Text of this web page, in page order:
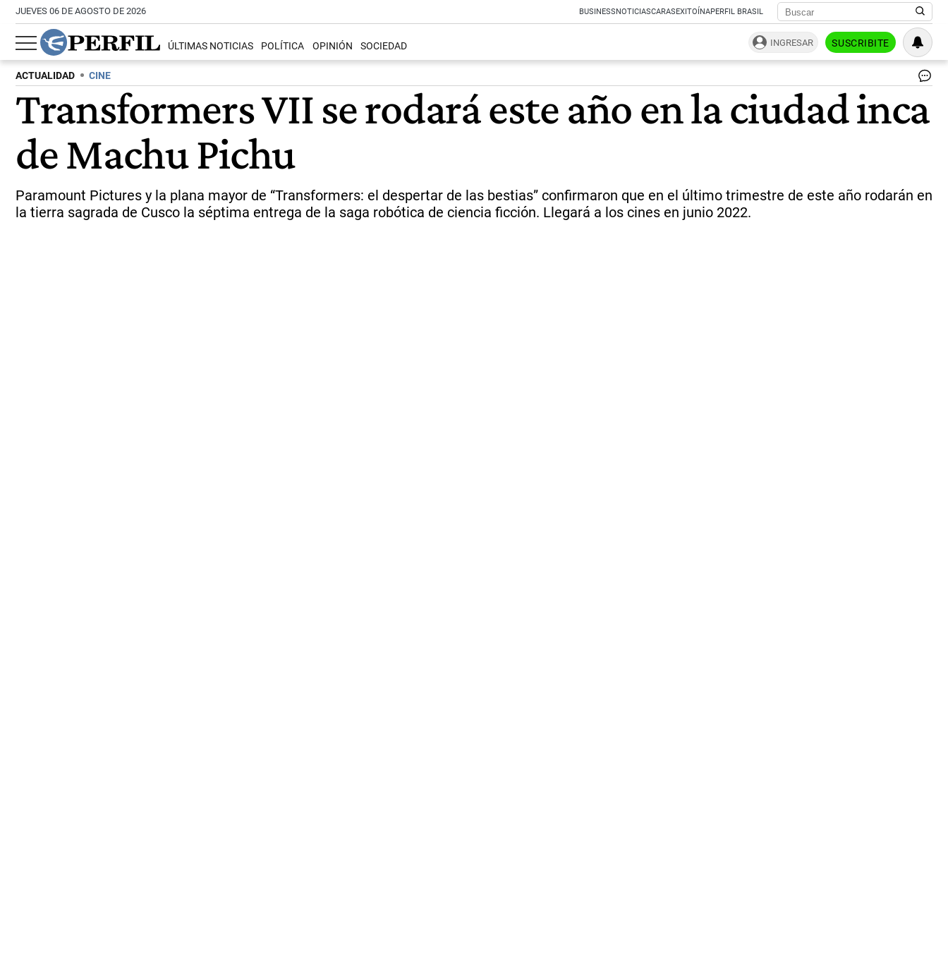
JUEVES 06 DE AGOSTO DE 2026 BUSINESSNOTICIASCARASEXITOÍNAPERFIL BRASIL
ÚLTIMAS NOTICIAS POLÍTICA OPINIÓN SOCIEDAD INGRESAR SUSCRIBITE
ACTUALIDAD CINE
Transformers VII se rodará este año en la ciudad inca
de Machu Pichu
Paramount Pictures y la plana mayor de “Transformers: el despertar de las bestias” confirmaron que en el último trimestre de este año rodarán en
la tierra sagrada de Cusco la séptima entrega de la saga robótica de ciencia ficción. Llegará a los cines en junio 2022.